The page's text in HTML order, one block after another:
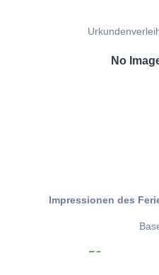
No
Impressionen des